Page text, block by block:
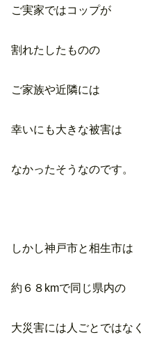
ご実家ではコップが
割れたしたものの
ご家族や近隣には
幸いにも大きな被害は
なかったそうなのです。
しかし神戸市と相生市は
約６８kmで同じ県内の
大災害には人ごとではなく